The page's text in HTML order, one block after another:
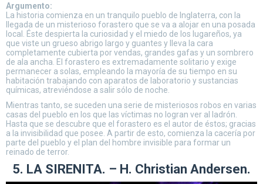
Argumento:
La historia comienza en un tranquilo pueblo de Inglaterra, con la
llegada de un misterioso forastero que se va a alojar en una posada
local. Éste despierta la curiosidad y el miedo de los lugareños, ya
que viste un grueso abrigo largo y guantes y lleva la cara
completamente cubierta por vendas, grandes gafas y un sombrero
de ala ancha. El forastero es extremadamente solitario y exige
permanecer a solas, empleando la mayoría de su tiempo en su
habitación trabajando con aparatos de laboratorio y sustancias
químicas, atreviéndose a salir sólo de noche.
Mientras tanto, se suceden una serie de misteriosos robos en varias
casas del pueblo en los que las víctimas no logran ver al ladrón.
Hasta que se descubre que el forastero es el autor de éstos; gracias
a la invisibilidad que posee. A partir de esto, comienza la cacería por
parte del pueblo y el plan del hombre invisible para formar un
reinado de terror.
5. LA SIRENITA. – H. Christian Andersen.